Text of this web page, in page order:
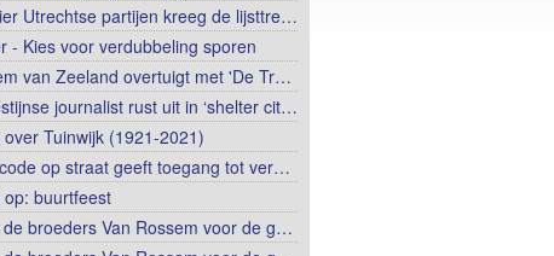
Utrechtse partijen kreeg de lijsttre…
- Kies voor verdubbeling sporen
van Zeeland overtuigt met 'De Tr…
journalist rust uit in ‘shelter cit…
over Tuinwijk (1921-2021)
op straat geeft toegang tot ver…
op: buurtfeest
de broeders Van Rossem voor de g…